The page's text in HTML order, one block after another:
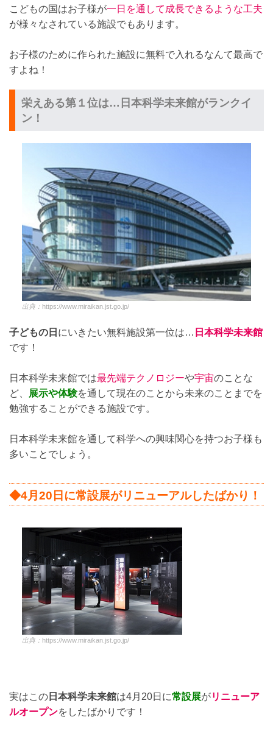
こどもの国はお子様が一日を通して成長できるような工夫
が様々なされている施設でもあります。
お子様のために作られた施設に無料で入れるなんて最高で
すよね！
栄えある第１位は…日本科学未来館がランクイ
ン！
出典： https://www.miraikan.jst.go.jp/
子どもの日 にいきたい無料施設第一位は… 日本科学未来館
です！
日本科学未来館では最先端テクノロジーや宇宙のことな
ど、
展示や体験を通して現在のことから未来のことまでを
勉強することができる施設です。
日本科学未来館を通して科学への興味関心を持つお子様も
多いことでしょう。
◆4月20日に常設展がリニューアルしたばかり！
出典： https://www.miraikan.jst.go.jp/
実はこの 日本科学未来館は4月20日に常設展がリニューア
ルオープンをしたばかりです！